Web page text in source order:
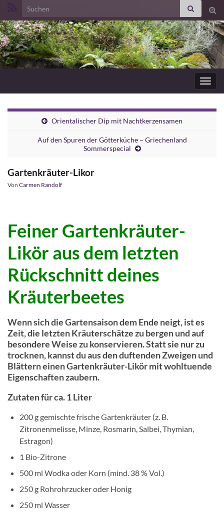
Search for:
Orientalischer Dip mit Nachtkerzensamen
Auf den Spuren der Götterküche – Griechenland
Sommerspecial
Gartenkräuter-Likor
Von Carmen Randolf
Feiner Gartenkräuter-
Likör aus dem letzten
Rückschnitt deines
Kräuterbeetes
Wenn sich die Gartensaison dem Ende neigt, ist es
Zeit, die letzten Kräuterschätze zu bergen und auf
besondere Weise zu konservieren. Statt sie nur zu
trocknen, kannst du aus den duftenden Zweigen und
Blättern einen Gartenkräuter-Likör mit wohltuende
Eigenschaften zaubern.
Zutaten für ca. 1 Liter
200 g gemischte frische Gartenkräuter (z. B.
Zitronenmelisse, Minze, Rosmarin, Salbei, Thymian,
Estragon)
1 Bio-Zitrone
500 ml Wodka oder Korn (mind. 38 % Vol.)
250 g Rohrohrzucker oder Honig
250 ml Wasser